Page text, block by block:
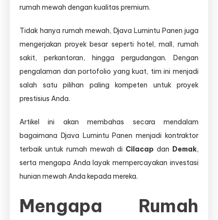
rumah mewah dengan kualitas premium.
Tidak hanya rumah mewah, Djava Lumintu Panen juga
mengerjakan proyek besar seperti hotel, mall, rumah
sakit, perkantoran, hingga pergudangan. Dengan
pengalaman dan portofolio yang kuat, tim ini menjadi
salah satu pilihan paling kompeten untuk proyek
prestisius Anda.
Artikel ini akan membahas secara mendalam
bagaimana Djava Lumintu Panen menjadi kontraktor
terbaik untuk rumah mewah di Cilacap dan Demak,
serta mengapa Anda layak mempercayakan investasi
hunian mewah Anda kepada mereka.
Mengapa Rumah